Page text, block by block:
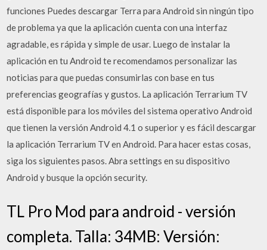
funciones Puedes descargar Terra para Android sin ningún tipo
de problema ya que la aplicación cuenta con una interfaz
agradable, es rápida y simple de usar. Luego de instalar la
aplicación en tu Android te recomendamos personalizar las
noticias para que puedas consumirlas con base en tus
preferencias geografí­as y gustos. La aplicación Terrarium TV
está disponible para los móviles del sistema operativo Android
que tienen la versión Android 4.1 o superior y es fácil descargar
la aplicación Terrarium TV en Android. Para hacer estas cosas,
siga los siguientes pasos. Abra settings en su dispositivo
Android y busque la opción security.
TL Pro Mod para android - versión
completa. Talla: 34MB: Versión: